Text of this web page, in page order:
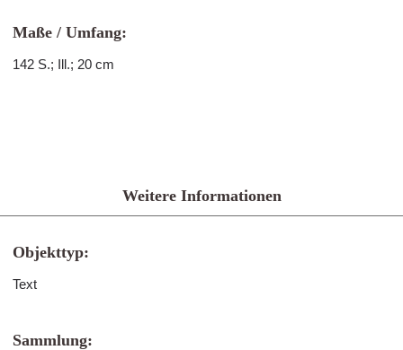
Maße / Umfang:
142 S.; Ill.; 20 cm
Weitere Informationen
Objekttyp:
Text
Sammlung: